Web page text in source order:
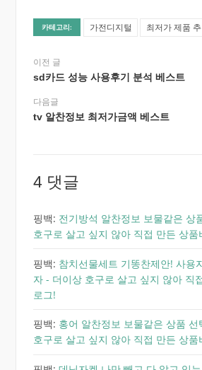
카테고리: 가전디지털 최저가 제품
이전 글
sd카드 성능 사용후기 분석 베스트
다음글
tv 알찬정보 최저가금액 베스트
4 댓글
핑백: 전기방석 알찬정보 보물같은 상
호구로 살고 싶지 않아 직접 만든 상품
핑백: 참치선물세트 기똥찬제안! 사용
자 - 더이상 호구로 살고 싶지 않아 직
로그!
핑백: 홍어 알찬정보 보물같은 상품
호구로 살고 싶지 않아 직접 만든 상품